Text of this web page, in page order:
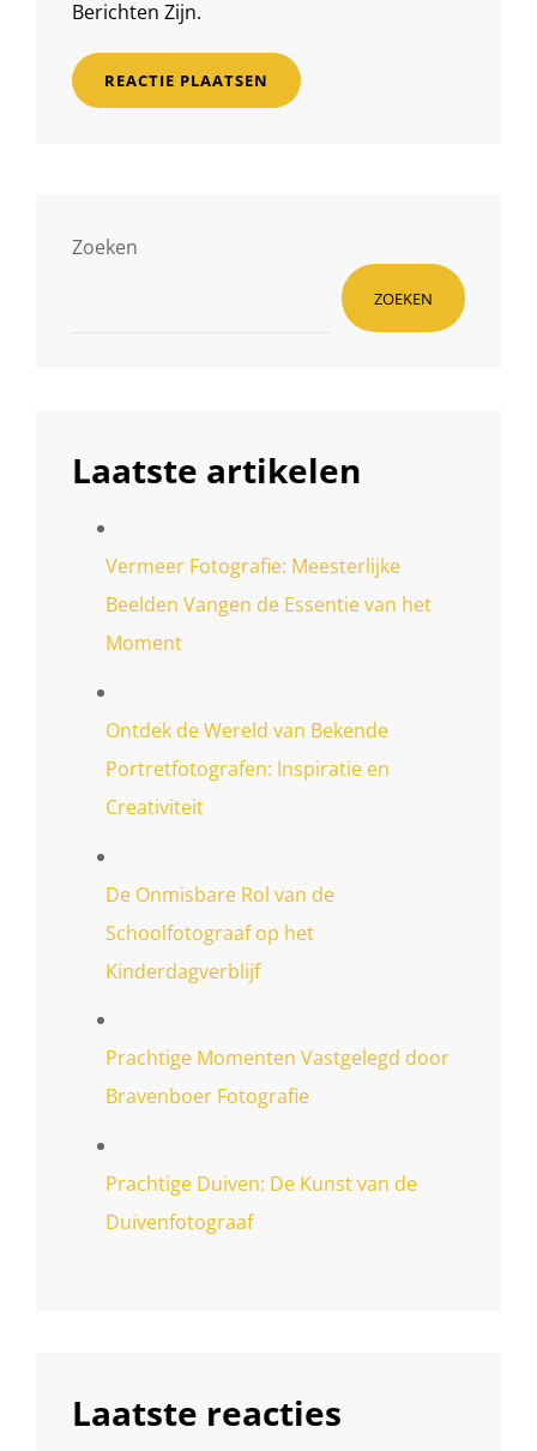
Berichten Zijn.
Zoeken
ZOEKEN
Laatste artikelen
Vermeer Fotografie: Meesterlijke
Beelden Vangen de Essentie van het
Moment
Ontdek de Wereld van Bekende
Portretfotografen: Inspiratie en
Creativiteit
De Onmisbare Rol van de
Schoolfotograaf op het
Kinderdagverblijf
Prachtige Momenten Vastgelegd door
Bravenboer Fotografie
Prachtige Duiven: De Kunst van de
Duivenfotograaf
Laatste reacties